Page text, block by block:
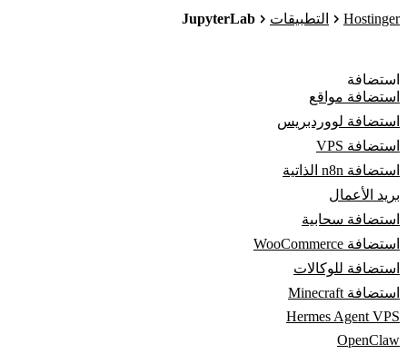
Hostinger التطبيقات JupyterLab
استضافة
استضافة مواقع
استضافة لووردبريس
استضافة VPS
استضافة n8n الذاتية
بريد الأعمال
استضافة سحابية
استضافة WooCommerce
استضافة للوكالات
استضافة Minecraft
Hermes Agent VPS
OpenClaw